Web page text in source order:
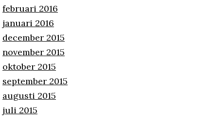
februari 2016
januari 2016
december 2015
november 2015
oktober 2015
september 2015
augusti 2015
juli 2015